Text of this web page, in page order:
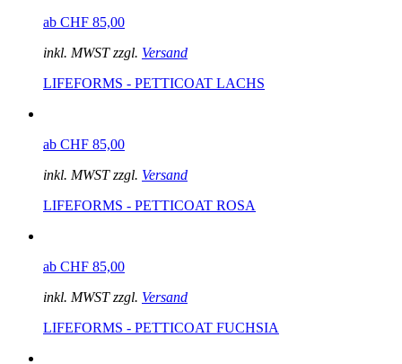
ab CHF 85,00
inkl. MWST zzgl. Versand
LIFEFORMS - PETTICOAT LACHS
ab CHF 85,00
inkl. MWST zzgl. Versand
LIFEFORMS - PETTICOAT ROSA
ab CHF 85,00
inkl. MWST zzgl. Versand
LIFEFORMS - PETTICOAT FUCHSIA